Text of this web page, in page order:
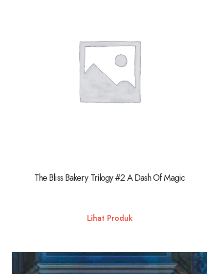
The Bliss Bakery Trilogy #2 A Dash Of Magic
Lihat Produk